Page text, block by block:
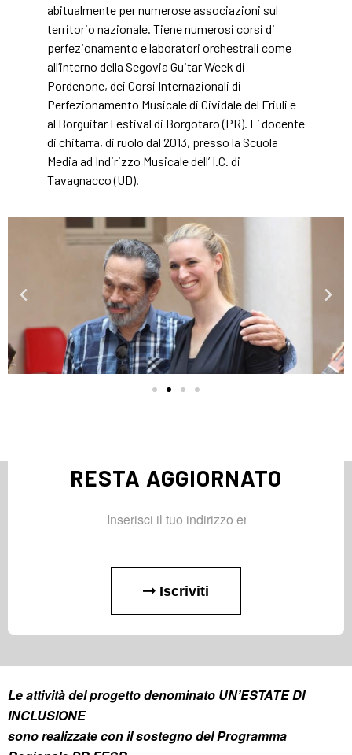
abitualmente per numerose associazioni sul
territorio nazionale. Tiene numerosi corsi di
perfezionamento e laboratori orchestrali come
all’interno della Segovia Guitar Week di
Pordenone, dei Corsi Internazionali di
Perfezionamento Musicale di Cividale del Friuli e
al Borguitar Festival di Borgotaro (PR). E’ docente
di chitarra, di ruolo dal 2013, presso la Scuola
Media ad Indirizzo Musicale dell’ I.C. di
Tavagnacco (UD).
RESTA AGGIORNATO
Iscriviti
Le attività del progetto denominato UN’ESTATE DI
INCLUSIONE
sono realizzate con il sostegno del Programma